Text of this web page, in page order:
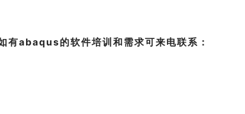
有abaqus的软件培训和需求可来电联系：